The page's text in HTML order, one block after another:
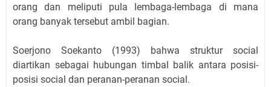
orang dan meliputi pula lembaga-lembaga di mana
orang banyak tersebut ambil bagian.
Soerjono Soekanto (1993) bahwa struktur social
diartikan sebagai hubungan timbal balik antara posisi-
posisi social dan peranan-peranan social.